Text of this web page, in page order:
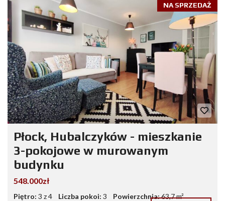
NA SPRZEDAŻ
Płock, Hubalczyków - mieszkanie
3-pokojowe w murowanym
budynku
548.000zł
Piętro: 3 z 4 Liczba pokoi: 3 Powierzchnia:63,7 m²